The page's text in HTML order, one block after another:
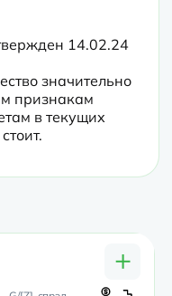
14.02.24
значительно
признакам
в текущих
+